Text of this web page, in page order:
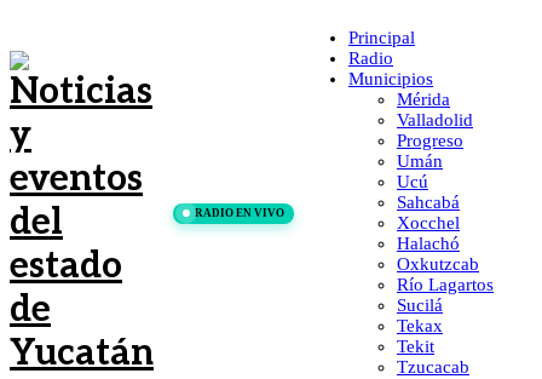
RADIO EN VIVO
Principal
Radio
Municipios
Mérida
Valladolid
Progreso
Umán
Ucú
Sahcabá
Xocchel
Halachó
Oxkutzcab
Río Lagartos
Sucilá
Tekax
Tekit
Tzucacab